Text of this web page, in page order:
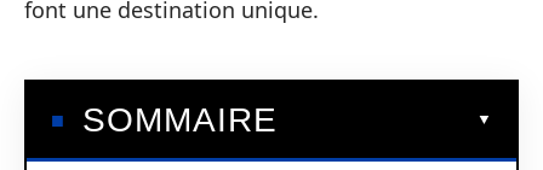
font une destination unique.
SOMMAIRE